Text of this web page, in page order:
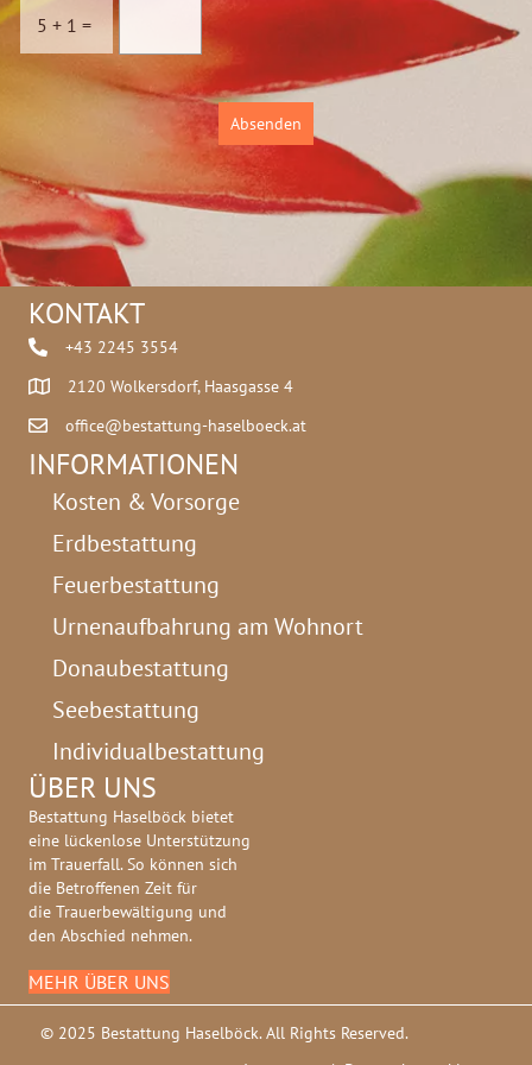
c
u
5 + 1 =
Absenden
KONTAKT
+43 2245 3554
2120 Wolkersdorf, Haasgasse 4
office@bestattung-haselboeck.at
INFORMATIONEN
Kosten & Vorsorge
Erdbestattung
Feuerbestattung
Urnenaufbahrung am Wohnort
Donaubestattung
Seebestattung
Individualbestattung
ÜBER UNS
Bestattung Haselböck bietet
eine lückenlose Unterstützung
im Trauerfall. So können sich
die Betroffenen Zeit für
die Trauerbewältigung und
den Abschied nehmen.
MEHR ÜBER UNS
© 2025 Bestattung Haselböck. All Rights Reserved.